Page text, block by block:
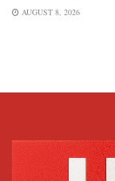
AUGUST 8, 2026